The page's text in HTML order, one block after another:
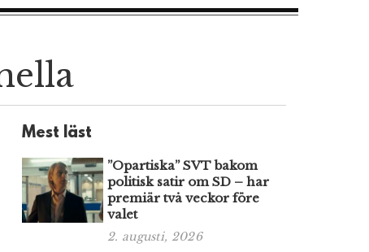
Mest läst
”Opartiska” SVT bakom
politisk satir om SD – har
premiär två veckor före
valet
2. augusti, 2026